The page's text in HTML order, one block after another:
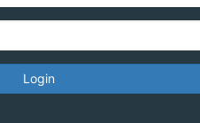
Login